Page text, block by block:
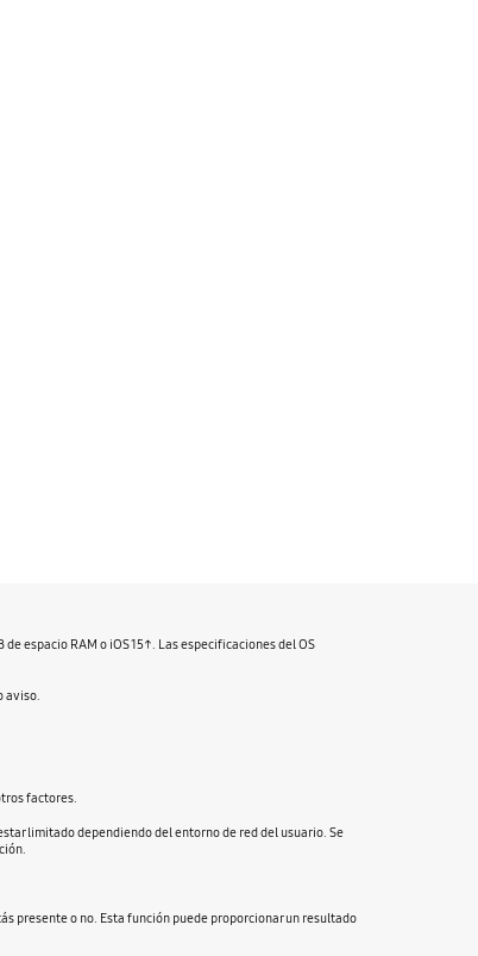
espacio RAM o iOS 15↑. Las especificaciones del OS
aviso.
factores.
limitado dependiendo del entorno de red del usuario. Se
presente o no. Esta función puede proporcionar un resultado